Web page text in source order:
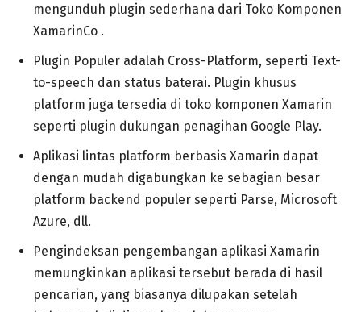
mengunduh plugin sederhana dari Toko Komponen
XamarinCo .
Plugin Populer adalah Cross-Platform, seperti Text-
to-speech dan status baterai. Plugin khusus
platform juga tersedia di toko komponen Xamarin
seperti plugin dukungan penagihan Google Play.
Aplikasi lintas platform berbasis Xamarin dapat
dengan mudah digabungkan ke sebagian besar
platform backend populer seperti Parse, Microsoft
Azure, dll.
Pengindeksan pengembangan aplikasi Xamarin
memungkinkan aplikasi tersebut berada di hasil
pencarian, yang biasanya dilupakan setelah